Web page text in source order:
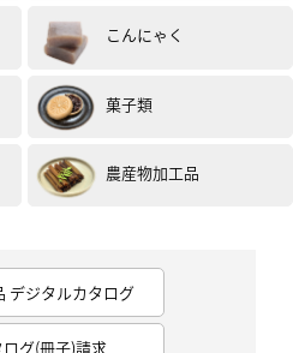
★★★★★
リップ）に合わせました!!
柚子の爽やがよく合います!!
にもなりますよ♪
こんにゃく
菓子類
農産物加工品
デジタルカタログ
グ(冊子)請求